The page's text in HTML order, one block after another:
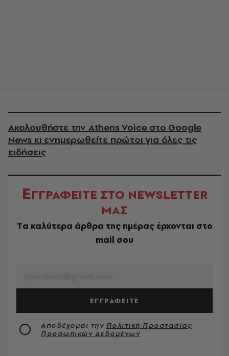
Ακολουθήστε την Athens Voice στο Google
News κι ενημερωθείτε πρώτοι για όλες τις
ειδήσεις
ΕΓΓΡΑΦΕΙΤΕ ΣΤΟ NEWSLETTER
ΜΑΣ
Tα καλύτερα άρθρα της ημέρας έρχονται στο
mail σου
ΕΓΓΡΑΦΕΙΤΕ
Αποδέχομαι την Πολιτική Προστασίας
Προσωπικών Δεδομένων